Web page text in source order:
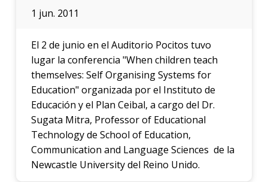
1 jun. 2011
El 2 de junio en el Auditorio Pocitos tuvo
lugar la conferencia "When children teach
themselves: Self Organising Systems for
Education" organizada por el Instituto de
Educación y el Plan Ceibal, a cargo del Dr.
Sugata Mitra, Professor of Educational
Technology de School of Education,
Communication and Language Sciences de la
Newcastle University del Reino Unido.